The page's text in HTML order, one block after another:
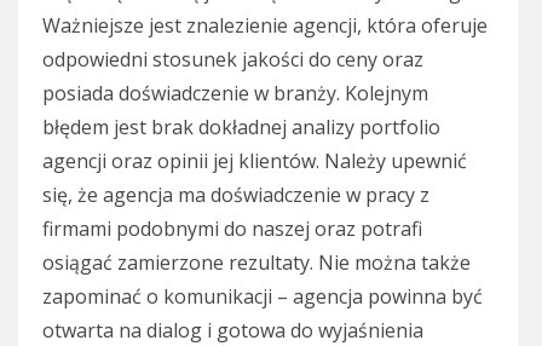
Ważniejsze jest znalezienie agencji, która oferuje
odpowiedni stosunek jakości do ceny oraz
posiada doświadczenie w branży. Kolejnym
błędem jest brak dokładnej analizy portfolio
agencji oraz opinii jej klientów. Należy upewnić
się, że agencja ma doświadczenie w pracy z
firmami podobnymi do naszej oraz potrafi
osiągać zamierzone rezultaty. Nie można także
zapominać o komunikacji – agencja powinna być
otwarta na dialog i gotowa do wyjaśnienia